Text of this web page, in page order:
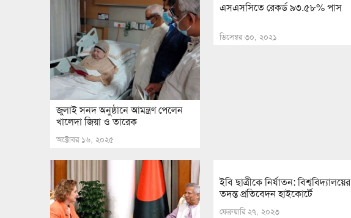
জুলাই সনদ অনুষ্ঠানে আমন্ত্রণ পেলেন
খালেদা জিয়া ও তারেক
অক্টোবর ১৬, ২০২৫
এসএসসিতে রেকর্ড ৯৩.৫৮% পাস
ডিসেম্বর ৩০, ২০২১
ইবি ছাত্রীকে নির্যাতন: বিশ্ববিদ্যালয়ের
তদন্ত প্রতিবেদন হাইকোর্টে
ফেব্রুয়ারি ২৭, ২০২৩